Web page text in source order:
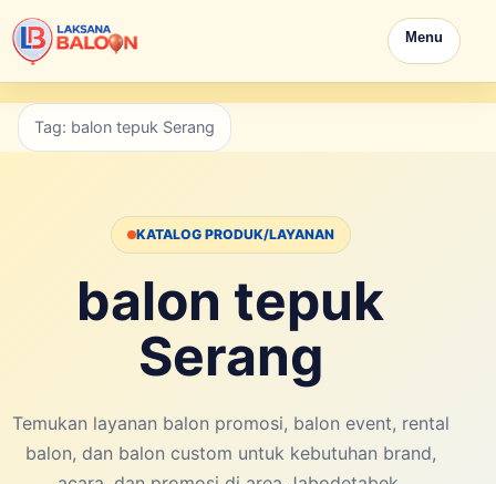
Menu
Tag: balon tepuk Serang
KATALOG PRODUK/LAYANAN
balon tepuk
Serang
Temukan layanan balon promosi, balon event, rental
balon, dan balon custom untuk kebutuhan brand,